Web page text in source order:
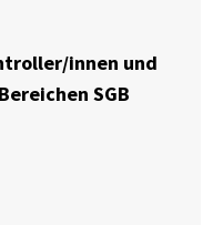
innen und
SGB